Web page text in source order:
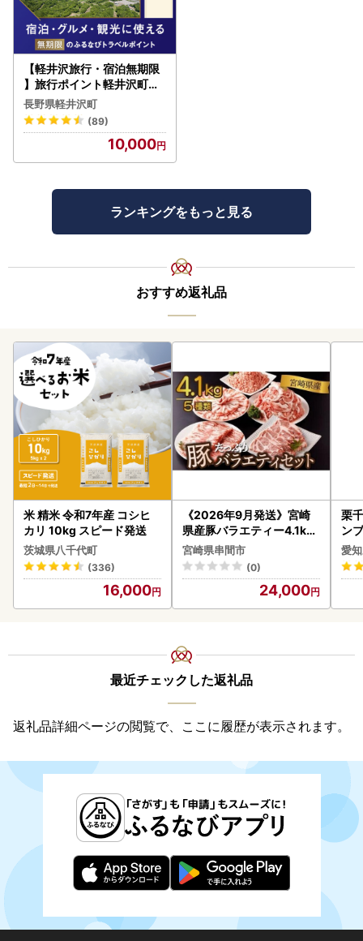
【軽井沢旅行・宿泊無期限
】旅行ポイント軽井沢町ふ
るなびトラベルポイント
長野県軽井沢町
(89)
10,000
ランキングをもっと見る
おすすめ返礼品
米 精米 令和7年産 コシヒ
カリ 10kg スピード発送
茨城県八千代町
(336)
16,000
《2026年9月発送》宮崎
県産豚バラエティー4.1kg
セット_K033-057-2609
宮崎県串間市
(0)
24,000
栗
ン
デ
愛
最近チェックした返礼品
返礼品詳細ページの閲覧で、ここに履歴が表示されます。